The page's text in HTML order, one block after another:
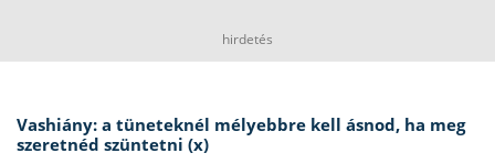
hirdetés
Vashiány: a tüneteknél mélyebbre kell ásnod, ha meg
szeretnéd szüntetni (x)